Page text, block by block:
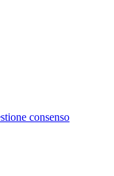
consenso